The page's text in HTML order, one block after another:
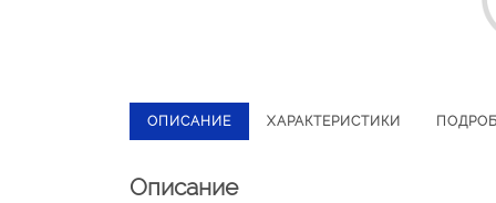
ОПИСАНИЕ ХАРАКТЕРИСТИКИ
Описание